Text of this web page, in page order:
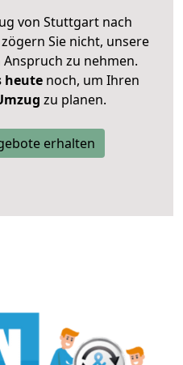
von Stuttgart nach
Sie nicht, unsere
zu nehmen.
heutenoch, um Ihren
zu planen.
erhalten